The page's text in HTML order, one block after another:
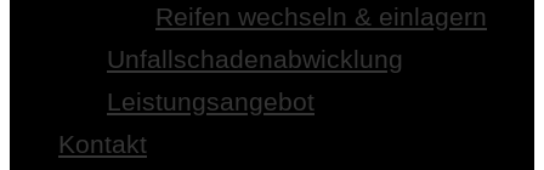
Reifen wechseln & einlagern
Unfallschadenabwicklung
Leistungsangebot
Kontakt